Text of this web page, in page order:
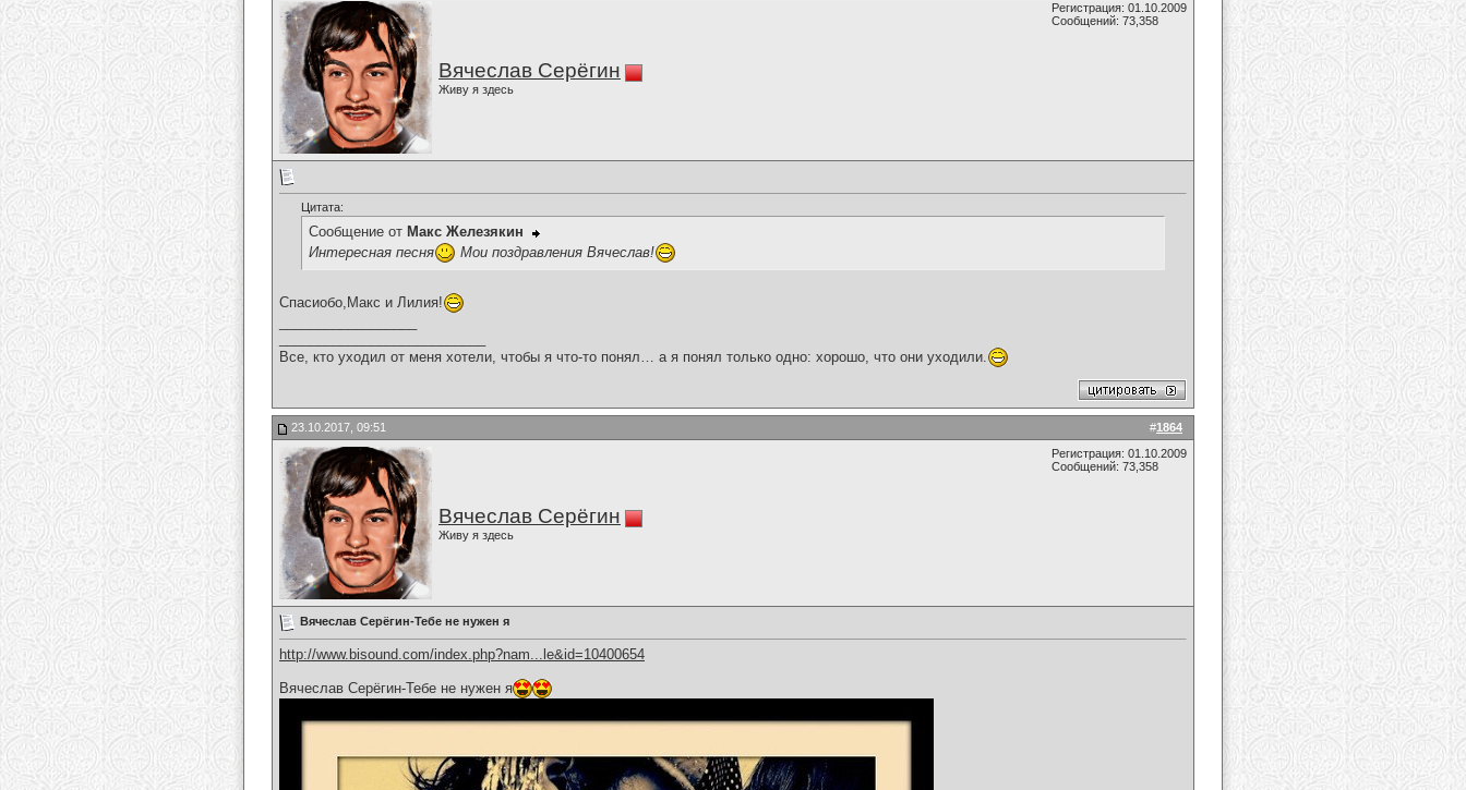
Вячеслав Серёгин
Живу я здесь
Регистрация: 01.10.2009
Сообщений: 73,358
Цитата:
Сообщение от Макс Железякин
Интересная песня
Мои поздравления Вячеслав!
Спасиобо,Макс и Лилия!
Все, кто уходил от меня хотели, чтобы я что-то понял… а я понял только одно: хорошо, что они уходили.
#1864
23.10.2017, 09:51
Вячеслав Серёгин
Живу я здесь
Регистрация: 01.10.2009
Сообщений: 73,358
Вячеслав Серёгин-Тебе не нужен я
http://www.bisound.com/index.php?nam...le&id=10400654
Вячеслав Серёгин-Тебе не нужен я